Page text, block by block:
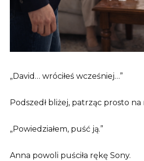
„David… wróciłeś wcześniej…”
Podszedł bliżej, patrząc prosto na
„Powiedziałem, puść ją.”
Anna powoli puściła rękę Sony.